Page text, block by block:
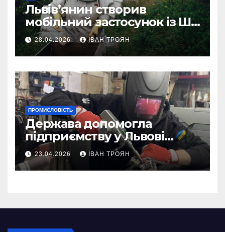
Львів’янин створив
мобільний застосунок із ШІ-
асистентом для бджолярів
28.04.2026 ІВАН ТРОЯН
ПРОМИСЛОВІСТЬ
Держава допомогла
підприємству у Львові
відновити виробничі
потужності після атаки
російського БПЛА
23.04.2026 ІВАН ТРОЯН